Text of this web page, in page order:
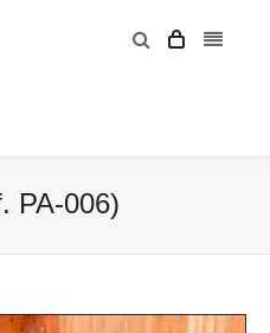
PA-006)